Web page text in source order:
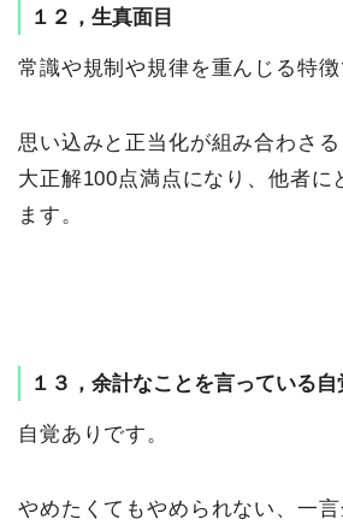
１２，生真面目
常識や規制や規律を重んじる特徴
思い込みと正当化が組み合わさ
大正解100点満点になり、他者に
ます。
１３，余計なことを言っている自
自覚ありです。
やめたくてもやめられない、一